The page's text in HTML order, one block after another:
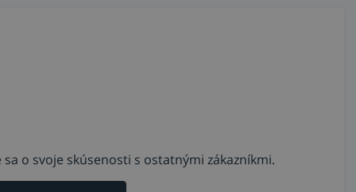
sa o svoje skúsenosti s ostatnými zákazníkmi.